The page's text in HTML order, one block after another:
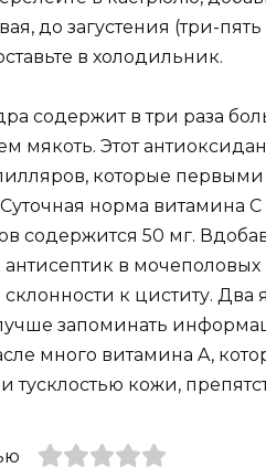
до загустения (три-
в холодильник.
содержит в три раза
мякоть. Этот
которые
норма
содержится 50 мг.
антисептик в
к циститу. Два
запоминать
много витамина A,
кожи,